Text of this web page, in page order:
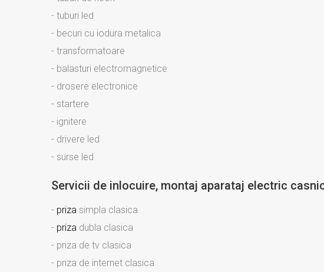
- tuburi led
- becuri cu iodura metalica
- transformatoare
- balasturi electromagnetice
- drosere electronice
- startere
- ignitere
- drivere led
- surse led
Servicii de inlocuire, montaj aparataj electric
- priza simpla clasica
- priza dubla clasica
- priza de tv clasica
- priza de internet clasica